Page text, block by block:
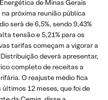
de Minas Gerais
próxima reunião pública
será de 6,5%, sendo 9,43%
tensão e 5,21% para os
tarifas começam a vigorar a
deverá apresentar,
completo de receitas a
O reajuste médio fica
12 meses, que foi de